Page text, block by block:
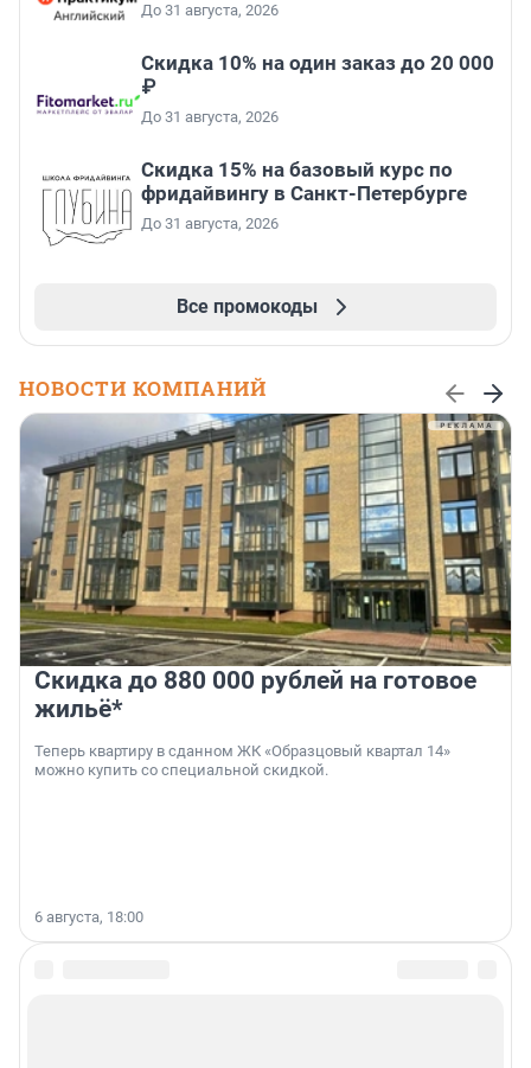
До 31 августа, 2026
Скидка 10% на один заказ до 20 000
₽
До 31 августа, 2026
Скидка 15% на базовый курс по
фридайвингу в Санкт-Петербурге
До 31 августа, 2026
Все промокоды
НОВОСТИ КОМПАНИЙ
Скидка до 880 000 рублей на готовое
жильё*
Теперь квартиру в сданном ЖК «Образцовый квартал 14»
можно купить со специальной скидкой.
6 августа, 18:00